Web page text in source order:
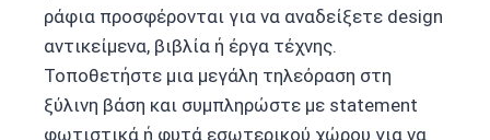
ράφια προσφέρονται για να αναδείξετε design
αντικείμενα, βιβλία ή έργα τέχνης.
Τοποθετήστε μια μεγάλη τηλεόραση στη
ξύλινη βάση και συμπληρώστε με statement
φωτιστικά ή φυτά εσωτερικού χώρου για να